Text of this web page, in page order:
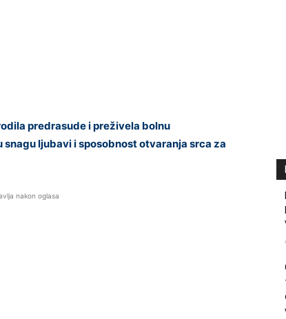
predrasude i preživela bolnu
ljubavi i sposobnost otvaranja srca za
nakon oglasa